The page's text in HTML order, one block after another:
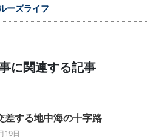
ーズライフ
に関連する記事
差する地中海の十字路
19日